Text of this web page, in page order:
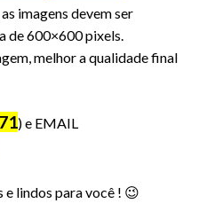
imagens devem ser
de 600×600 pixels.
melhor a qualidade final
) e EMAIL
lindos para você ! 😉